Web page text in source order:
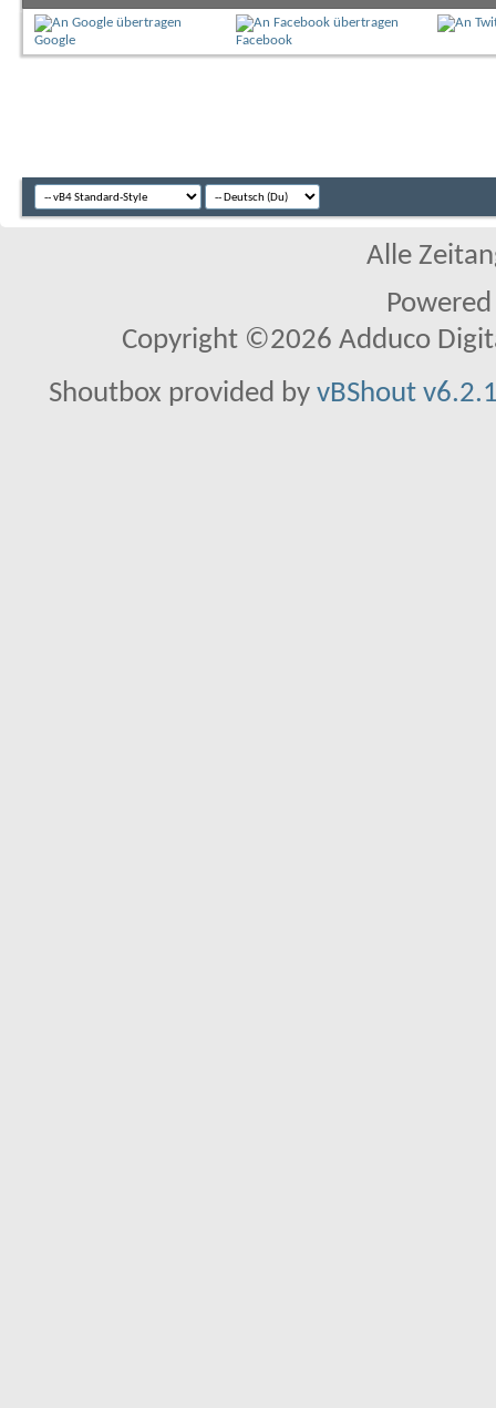
Google Facebook
Alle
Copyright ©2026 Adduco
Shoutbox provided by vBShout